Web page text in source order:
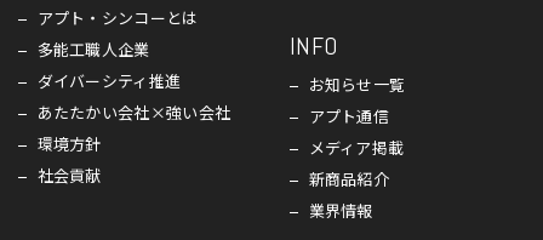
アプト・シンコーとは
多能工職人企業
ダイバーシティ推進
あたたかい会社×強い会社
環境方針
社会貢献
INFO
お知らせ一覧
アプト通信
メディア掲載
新商品紹介
業界情報